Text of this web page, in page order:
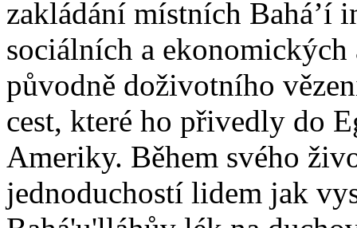
zakládání místních Bahá’í
sociálních a
původně doživotního
cest, které ho přivedly do
Ameriky. Během svého
jednoduchostí lidem jak